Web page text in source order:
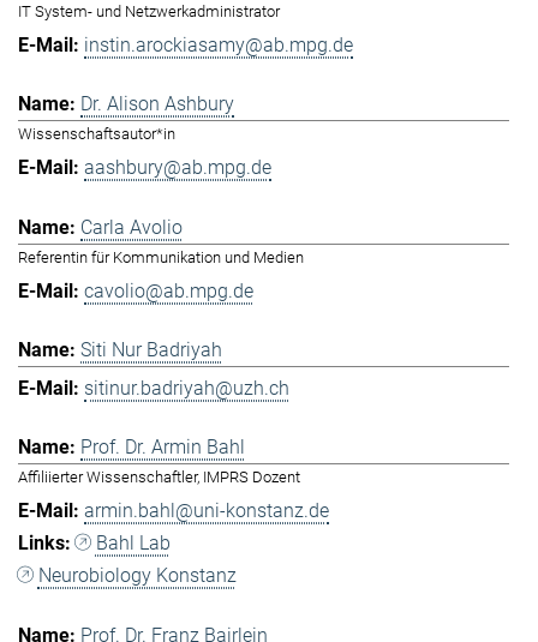
IT System- und Netzwerkadministrator
instin.arockiasamy@ab.mpg.de
Dr. Alison Ashbury
Wissenschaftsautor*in
aashbury@ab.mpg.de
Carla Avolio
Referentin für Kommunikation und Medien
cavolio@ab.mpg.de
Siti Nur Badriyah
sitinur.badriyah@uzh.ch
Prof. Dr. Armin Bahl
Affiliierter Wissenschaftler, IMPRS Dozent
armin.bahl@uni-konstanz.de
Bahl Lab
Neurobiology Konstanz
Prof. Dr. Franz Bairlein